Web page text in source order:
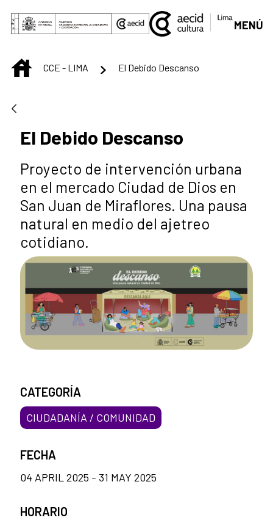
Skip to Main Content
MENÚ
INICIOCCE - LIMA El Debido Descanso
El Debido Descanso
Proyecto de intervención urbana
en el mercado Ciudad de Dios en
San Juan de Miraflores. Una pausa
natural en medio del ajetreo
cotidiano.
CATEGORÍA
CIUDADANÍA / COMUNIDAD
FECHA
04 APRIL 2025 - 31 MAY 2025
HORARIO